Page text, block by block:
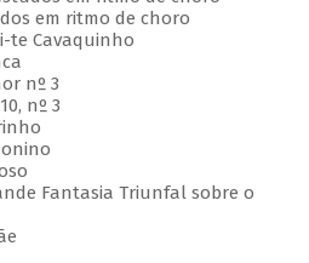
em ritmo de choro
te Cavaquinho
nº 3
nº 3
Fantasia Triunfal sobre o